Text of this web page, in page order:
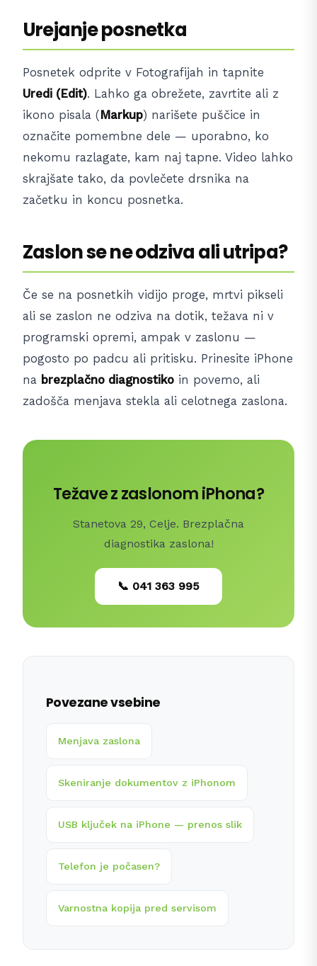
Urejanje posnetka
Posnetek odprite v Fotografijah in tapnite
Uredi (Edit). Lahko ga obrežete, zavrtite ali z
ikono pisala (Markup) narišete puščice in
označite pomembne dele — uporabno, ko
nekomu razlagate, kam naj tapne. Video lahko
skrajšate tako, da povlečete drsnika na
začetku in koncu posnetka.
Zaslon se ne odziva ali utripa?
Če se na posnetkih vidijo proge, mrtvi pikseli
ali se zaslon ne odziva na dotik, težava ni v
programski opremi, ampak v zaslonu —
pogosto po padcu ali pritisku. Prinesite iPhone
na brezplačno diagnostiko in povemo, ali
zadošča menjava stekla ali celotnega zaslona.
Težave z zaslonom iPhona?
Stanetova 29, Celje. Brezplačna
diagnostika zaslona!
📞 041 363 995
Povezane vsebine
Menjava zaslona
Skeniranje dokumentov z iPhonom
USB ključek na iPhone — prenos slik
Telefon je počasen?
Varnostna kopija pred servisom